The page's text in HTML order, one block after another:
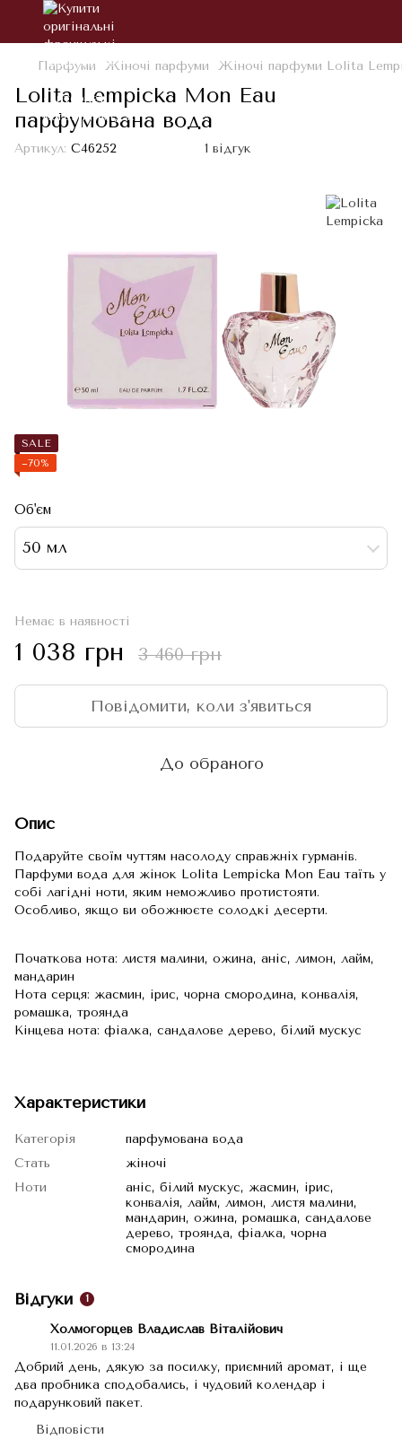
Парфуми Жіночі парфуми Жіночі парфуми Lolita
Lolita Lempicka Mon Eau
парфумована вода
Артикул: С46252 1 відгук
SALE
−70%
Об'єм
50 мл
Немає в наявності
1 038 грн 3 460 грн
Повідомити, коли з'явиться
До обраного
Опис
Подаруйте своїм чуттям насолоду справжніх гурманів.
Парфуми вода для жінок Lolita Lempicka Mon Eau таїть у
собі лагідні ноти, яким неможливо протистояти.
Особливо, якщо ви обожнюєте солодкі десерти.
Початкова нота: листя малини, ожина, аніс, лимон, лайм,
мандарин
Нота серця: жасмин, ірис, чорна смородина, конвалія,
ромашка, троянда
Кінцева нота: фіалка, сандалове дерево, білий мускус
Характеристики
Категорія
парфумована вода
Стать
жіночі
Ноти
аніс, білий мускус, жасмин, ірис,
конвалія, лайм, лимон, листя малини,
мандарин, ожина, ромашка, сандалове
дерево, троянда, фіалка, чорна
смородина
Відгуки 1
Холмогорцев Владислав Віталійович
11.01.2026 в 13:24
Добрий день, дякую за посилку, приємний аромат, і ще
два пробника сподобались, і чудовий колендар і
подарунковий пакет.
Відповісти